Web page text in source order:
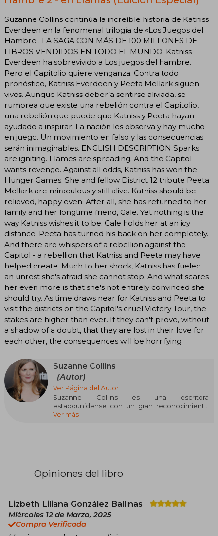
Suzanne Collins continúa la increíble historia de Katniss
Everdeen en la fenomenal trilogía de «Los Juegos del
Hambre . LA SAGA CON MÁS DE 100 MILLONES DE
LIBROS VENDIDOS EN TODO EL MUNDO. Katniss
Everdeen ha sobrevivido a Los juegos del hambre.
Pero el Capitolio quiere venganza. Contra todo
pronóstico, Katniss Everdeen y Peeta Mellark siguen
vivos. Aunque Katniss debería sentirse aliviada, se
rumorea que existe una rebelión contra el Capitolio,
una rebelión que puede que Katniss y Peeta hayan
ayudado a inspirar. La nación les observa y hay mucho
en juego. Un movimiento en falso y las consecuencias
serán inimaginables. ENGLISH DESCRIPTION Sparks
are igniting. Flames are spreading. And the Capitol
wants revenge. Against all odds, Katniss has won the
Hunger Games. She and fellow District 12 tribute Peeta
Mellark are miraculously still alive. Katniss should be
relieved, happy even. After all, she has returned to her
family and her longtime friend, Gale. Yet nothing is the
way Katniss wishes it to be. Gale holds her at an icy
distance. Peeta has turned his back on her completely.
And there are whispers of a rebellion against the
Capitol - a rebellion that Katniss and Peeta may have
helped create. Much to her shock, Katniss has fueled
an unrest she's afraid she cannot stop. And what scares
her even more is that she's not entirely convinced she
should try. As time draws near for Katniss and Peeta to
visit the districts on the Capitol's cruel Victory Tour, the
stakes are higher than ever. If they can't prove, without
a shadow of a doubt, that they are lost in their love for
each other, the consequences will be horrifying.
Suzanne Collins
(Autor)
Ver Página del Autor
Suzanne Collins es una escritora
estadounidense con un gran reconocimiento
internacional, conocida principalmente por su
Collins estudió Drama y Telecomunicaciones en
Universidad de Nueva York. Su carrera comenzó
como guionista para programas infantiles de
televisión, trabajando en proyectos como
Clarissa lo explica todo y Pequeños osos. Este
Ver más
Opiniones del libro
Lizbeth Liliana González Ballinas
Miércoles 12 de Marzo, 2025
Compra Verificada